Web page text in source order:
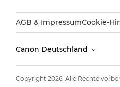
AGB & ImpressumCookie-
Canon Deutschland
Copyright 2026. Alle Rechte